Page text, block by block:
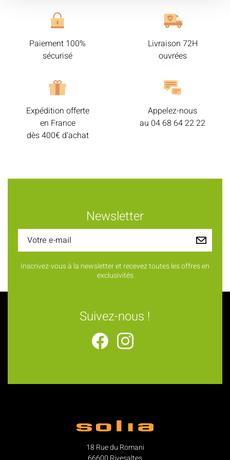
Paiement 100%
sécurisé
Livraison 72H
ouvrées
Expédition offerte
en France
dès 400€ d’achat
Appelez-nous
au 04 68 64 22 22
Newsletter
Inscrivez-vous à la newsletter et recevez toutes les offres en
exclusivités
Suivez-nous !
18 Rue du Romani